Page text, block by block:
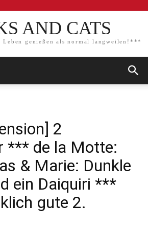
AND CATS
genießen als normal langweilen!***
2
*** de la Motte:
& Marie: Dunkle
ein Daiquiri ***
gute 2.